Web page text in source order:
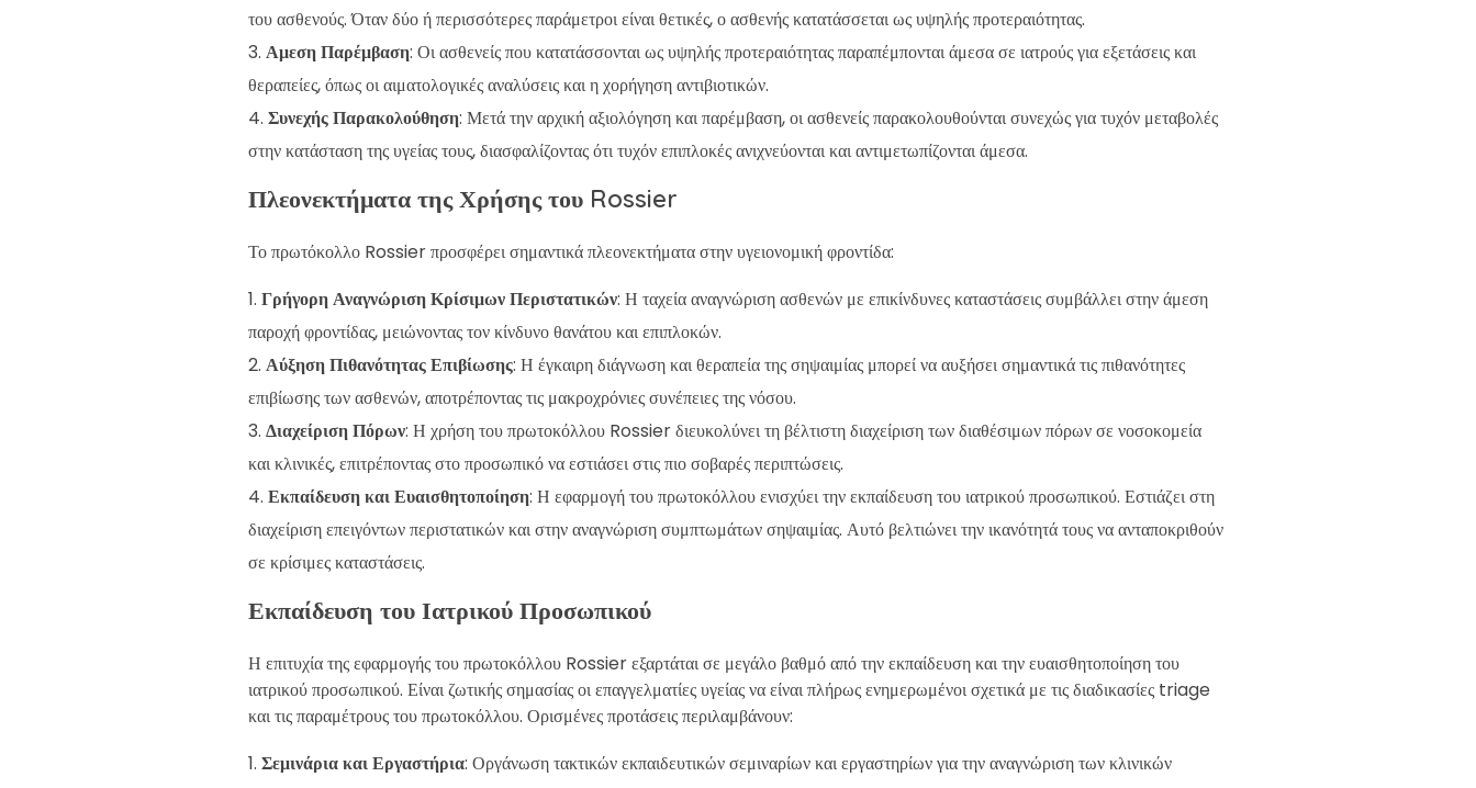
του ασθενούς. Όταν δύο ή περισσότερες παράμετροι είναι θετικές, ο ασθενής κατατάσσεται ως υψηλής προτεραιότητας.
Αμεση Παρέμβαση: Οι ασθενείς που κατατάσσονται ως υψηλής προτεραιότητας παραπέμπονται άμεσα σε ιατρούς για εξετάσεις και
θεραπείες, όπως οι αιματολογικές αναλύσεις και η χορήγηση αντιβιοτικών.
Συνεχής Παρακολούθηση: Μετά την αρχική αξιολόγηση και παρέμβαση, οι ασθενείς παρακολουθούνται συνεχώς για τυχόν μεταβολές
στην κατάσταση της υγείας τους, διασφαλίζοντας ότι τυχόν επιπλοκές ανιχνεύονται και αντιμετωπίζονται άμεσα.
Πλεονεκτήματα της Χρήσης του Rossier
Το πρωτόκολλο Rossier προσφέρει σημαντικά πλεονεκτήματα στην υγειονομική φροντίδα:
Γρήγορη Αναγνώριση Κρίσιμων Περιστατικών: Η ταχεία αναγνώριση ασθενών με επικίνδυνες καταστάσεις συμβάλλει στην άμεση
παροχή φροντίδας, μειώνοντας τον κίνδυνο θανάτου και επιπλοκών.
Αύξηση Πιθανότητας Επιβίωσης: Η έγκαιρη διάγνωση και θεραπεία της σηψαιμίας μπορεί να αυξήσει σημαντικά τις πιθανότητες
επιβίωσης των ασθενών, αποτρέποντας τις μακροχρόνιες συνέπειες της νόσου.
Διαχείριση Πόρων: Η χρήση του πρωτοκόλλου Rossier διευκολύνει τη βέλτιστη διαχείριση των διαθέσιμων πόρων σε νοσοκομεία
και κλινικές, επιτρέποντας στο προσωπικό να εστιάσει στις πιο σοβαρές περιπτώσεις.
Εκπαίδευση και Ευαισθητοποίηση: Η εφαρμογή του πρωτοκόλλου ενισχύει την εκπαίδευση του ιατρικού προσωπικού. Εστιάζει στη
διαχείριση επειγόντων περιστατικών και στην αναγνώριση συμπτωμάτων σηψαιμίας. Αυτό βελτιώνει την ικανότητά τους να ανταποκριθούν
σε κρίσιμες καταστάσεις.
Εκπαίδευση του Ιατρικού Προσωπικού
Η επιτυχία της εφαρμογής του πρωτοκόλλου Rossier εξαρτάται σε μεγάλο βαθμό από την εκπαίδευση και την ευαισθητοποίηση του
ιατρικού προσωπικού. Είναι ζωτικής σημασίας οι επαγγελματίες υγείας να είναι πλήρως ενημερωμένοι σχετικά με τις διαδικασίες triage
και τις παραμέτρους του πρωτοκόλλου. Ορισμένες προτάσεις περιλαμβάνουν:
Σεμινάρια και Εργαστήρια: Οργάνωση τακτικών εκπαιδευτικών σεμιναρίων και εργαστηρίων για την αναγνώριση των κλινικών